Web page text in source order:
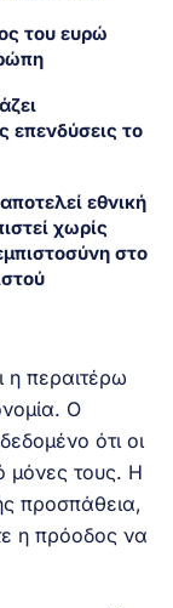
του ευρώ
επενδύσεις το
εθνική
χωρίς
στο
η περαιτέρω
Ο
ότι οι
μόνες τους. Η
προσπάθεια,
η πρόοδος να